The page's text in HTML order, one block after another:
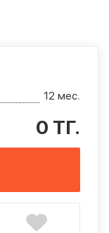
12 мес.
0 ТГ.